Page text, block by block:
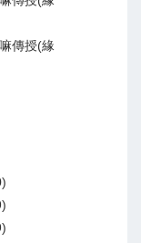
傳授(緣